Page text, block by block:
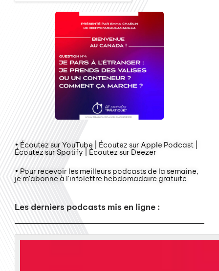
• Écoutez sur YouTube | Écoutez sur Apple Podcast |
Écoutez sur Spotify | Écoutez sur Deezer
• Pour recevoir les meilleurs podcasts de la semaine,
je m'abonne à l'infolettre hebdomadaire gratuite
Les derniers podcasts mis en ligne :